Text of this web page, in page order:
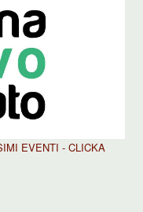
EVENTI - CLICKA